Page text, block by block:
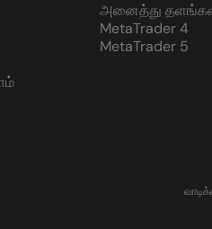
அனைத்து
MetaTrader 4
MetaTrader 5